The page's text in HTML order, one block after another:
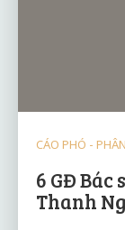
CÁO PHÓ -
6 GĐ Bác
Thanh